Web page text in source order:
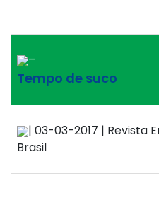
–
Tempo de suco
| 03-03-2017 | Revista
Brasil